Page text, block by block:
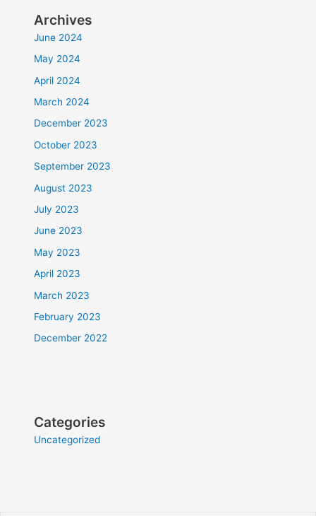
Archives
June 2024
May 2024
April 2024
March 2024
December 2023
October 2023
September 2023
August 2023
July 2023
June 2023
May 2023
April 2023
March 2023
February 2023
December 2022
Categories
Uncategorized